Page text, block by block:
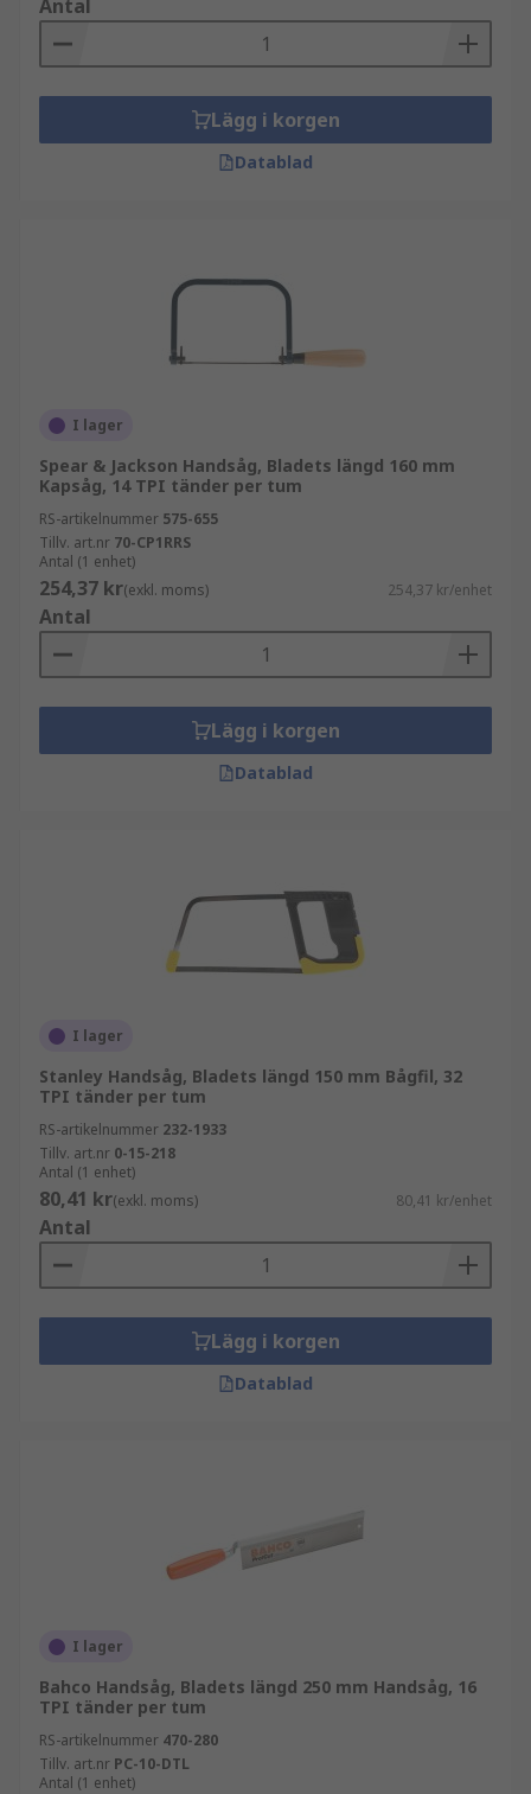
Antal
Lägg i korgen
Datablad
I lager
Spear & Jackson Handsåg, Bladets längd 160 mm
Kapsåg, 14 TPI tänder per tum
RS-artikelnummer 575-655
Tillv. art.nr 70-CP1RRS
Antal (1 enhet)
254,37 kr(exkl. moms) 254,37 kr/enhet
Antal
Lägg i korgen
Datablad
I lager
Stanley Handsåg, Bladets längd 150 mm Bågfil, 32
TPI tänder per tum
RS-artikelnummer 232-1933
Tillv. art.nr 0-15-218
Antal (1 enhet)
80,41 kr(exkl. moms) 80,41 kr/enhet
Antal
Lägg i korgen
Datablad
I lager
Bahco Handsåg, Bladets längd 250 mm Handsåg, 16
TPI tänder per tum
RS-artikelnummer 470-280
Tillv. art.nr PC-10-DTL
Antal (1 enhet)